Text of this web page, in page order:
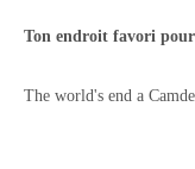
Ton endroit favori
The world's end a